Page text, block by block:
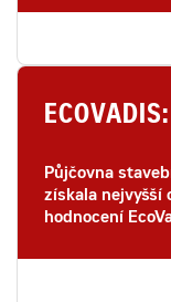
Půjčovna
získala nejvyšší
hodnocení